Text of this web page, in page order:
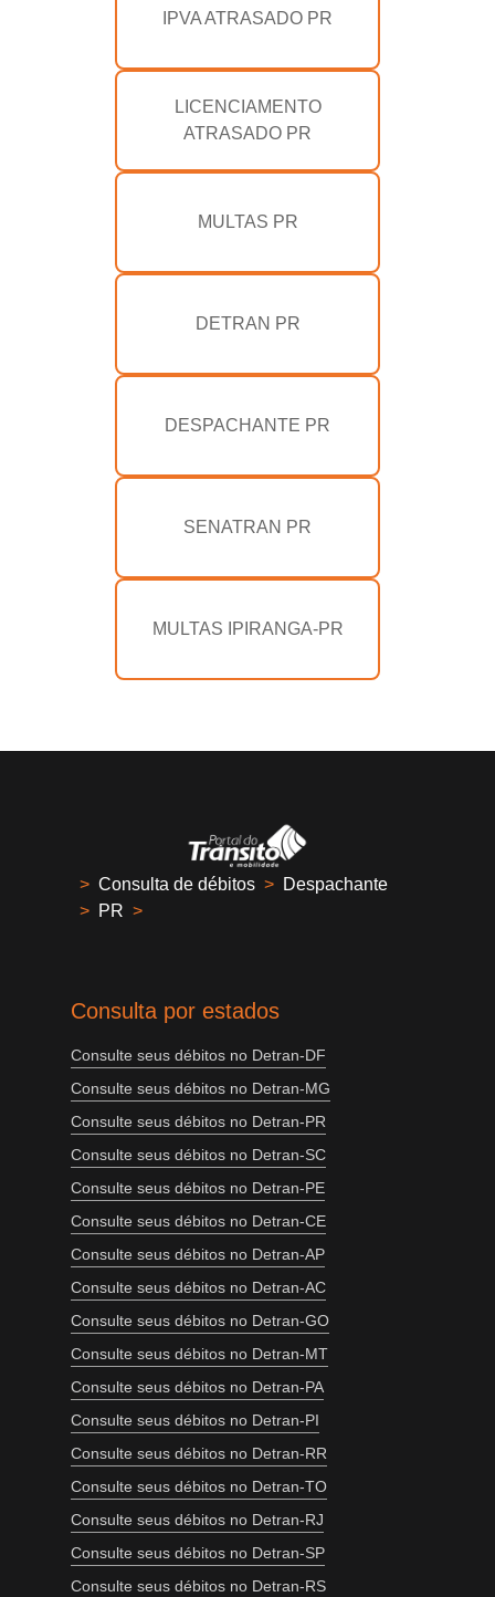
IPVA ATRASADO PR
LICENCIAMENTO
ATRASADO PR
MULTAS PR
DETRAN PR
DESPACHANTE PR
SENATRAN PR
MULTAS IPIRANGA-PR
> Consulta de débitos > Despachante
> PR >
Consulta por estados
Consulte seus débitos no Detran-DF
Consulte seus débitos no Detran-MG
Consulte seus débitos no Detran-PR
Consulte seus débitos no Detran-SC
Consulte seus débitos no Detran-PE
Consulte seus débitos no Detran-CE
Consulte seus débitos no Detran-AP
Consulte seus débitos no Detran-AC
Consulte seus débitos no Detran-GO
Consulte seus débitos no Detran-MT
Consulte seus débitos no Detran-PA
Consulte seus débitos no Detran-PI
Consulte seus débitos no Detran-RR
Consulte seus débitos no Detran-TO
Consulte seus débitos no Detran-RJ
Consulte seus débitos no Detran-SP
Consulte seus débitos no Detran-RS